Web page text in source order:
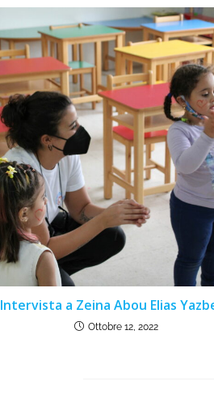
Intervista a Zeina Abou Elias
Ottobre 12, 2022